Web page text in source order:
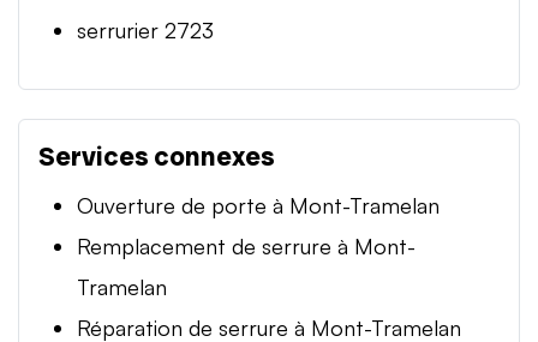
serrurier 2723
Services connexes
Ouverture de porte à Mont-Tramelan
Remplacement de serrure à Mont-
Tramelan
Réparation de serrure à Mont-Tramelan